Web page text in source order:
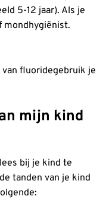
5-12 jaar). Als je
mondhygiënist.
van fluoridegebruik je
mijn kind
bij je kind te
tanden van je kind